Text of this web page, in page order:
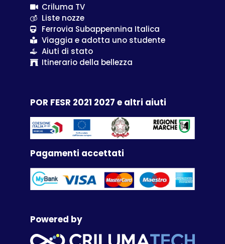
Criluma TV
Liste nozze
Ferrovia Subappennina Italica
Viaggia e adotta uno studente
Aiuti di stato
Itinerario della bellezza
POR FESR 2021 2027 e altri aiuti
Pagamenti accettati
Powered by